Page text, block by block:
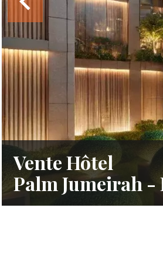
Vente Hôtel
Palm Jumeirah